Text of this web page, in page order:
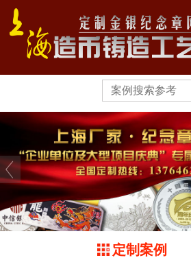
定制案例